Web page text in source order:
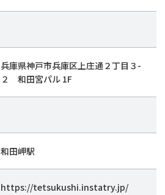
兵庫県神戸市兵庫区上庄通２丁目３-
２ 和田宮パル 1F
和田岬駅
https://tetsukushi.instatry.jp/